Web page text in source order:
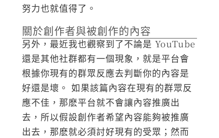
努力也就值得了。
關於創作者與被創作的內容
另外，最近我也觀察到了不論是 YouTube
還是其他社群都有一個現象，就是平台會
根據你現有的群眾反應去判斷你的內容是
好還是壞。 如果該篇內容在現有的群眾反
應不佳，那麽平台就不會讓內容推廣出
去，所以假設創作者希望內容能夠被推廣
出去，那麽就必須討好現有的受眾；然而